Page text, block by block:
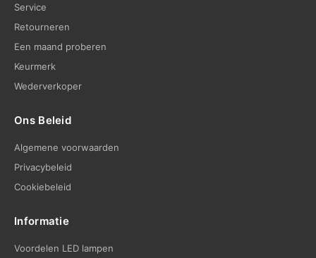
Service
Retourneren
Een maand proberen
Keurmerk
Wederverkoper
Ons Beleid
Algemene voorwaarden
Privacybeleid
Cookiebeleid
Informatie
Voordelen LED lampen